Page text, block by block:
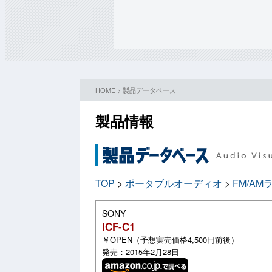
HOME > 製品データベース
製品情報
TOP > ポータブルオーディオ > FM/AM
SONY
ICF-C1
￥OPEN（予想実売価格4,500円前後）
発売：2015年2月28日